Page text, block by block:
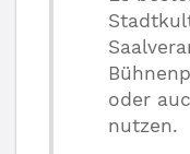
oder
nutzen.